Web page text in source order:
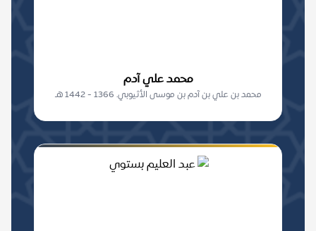
محمد علي آدم
محمد بن علي بن آدم بن موسى الأثيوبي. 1366 - 1442 هـ